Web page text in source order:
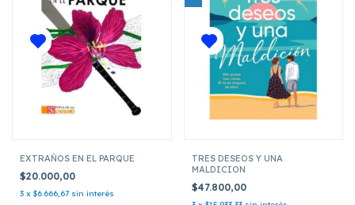
EXTRAÑOS EN EL PARQUE
$20.000,00
3 x $6.666,67 sin interés
TRES DESEOS Y UNA
MALDICION
$47.800,00